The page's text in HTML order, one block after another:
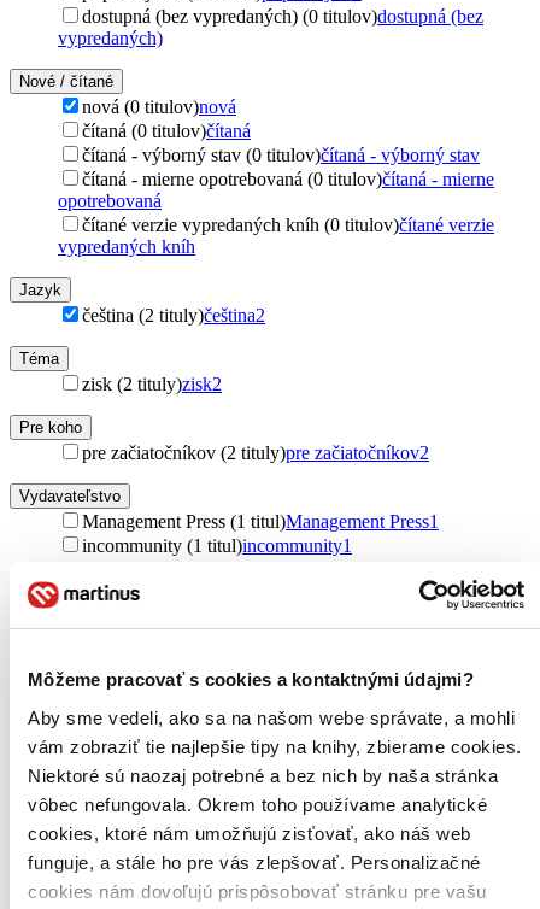
Môžeme pracovať s cookies a kontaktnými údajmi?
Aby sme vedeli, ako sa na našom webe správate, a mohli
vám zobraziť tie najlepšie tipy na knihy, zbierame cookies.
Niektoré sú naozaj potrebné a bez nich by naša stránka
vôbec nefungovala. Okrem toho používame analytické
cookies, ktoré nám umožňujú zisťovať, ako náš web
funguje, a stále ho pre vás zlepšovať. Personalizačné
cookies nám dovoľujú prispôsobovať stránku pre vašu
dostupná (bez vypredaných) (0 titulov)dostupná (bez
vypredaných)
Nové / čítané
nová (0 titulov)nová
čítaná (0 titulov)čítaná
čítaná - výborný stav (0 titulov)čítaná - výborný stav
čítaná - mierne opotrebovaná (0 titulov)čítaná - mierne
opotrebovaná
čítané verzie vypredaných kníh (0 titulov)čítané verzie
vypredaných kníh
Jazyk
čeština (2 tituly)čeština2
Téma
zisk (2 tituly)zisk2
Pre koho
pre začiatočníkov (2 tituly)pre začiatočníkov2
Vydavateľstvo
Management Press (1 titul)Management Press1
incommunity (1 titul)incommunity1
Väzba
Zoradiť
Bestsellery
Top hodnotené
Novinky
Najdrahšie